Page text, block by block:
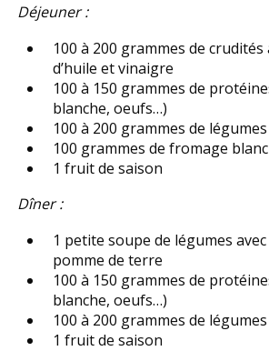
Déjeuner :
100 à 200 grammes de
d’huile et vinaigre
100 à 150 grammes de
blanche, oeufs…)
100 à 200 grammes de
100 grammes de fromage blanc
1 fruit de saison
Dîner :
1 petite soupe de légumes
pomme de terre
100 à 150 grammes de
blanche, oeufs…)
100 à 200 grammes de
1 fruit de saison